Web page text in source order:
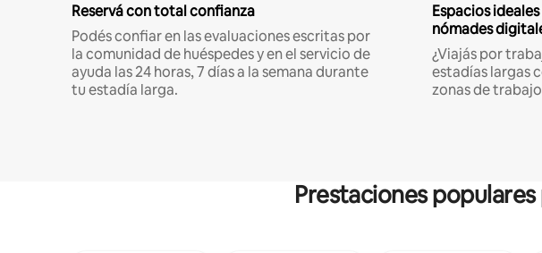
Reservá con total confianza
Podés confiar en las evaluaciones escritas por
la comunidad de huéspedes y en el servicio de
ayuda las 24 horas, 7 días a la semana durante
tu estadía larga.
Espacios
nómades
¿Viajás por
estadías largas
zonas de
Prestaciones